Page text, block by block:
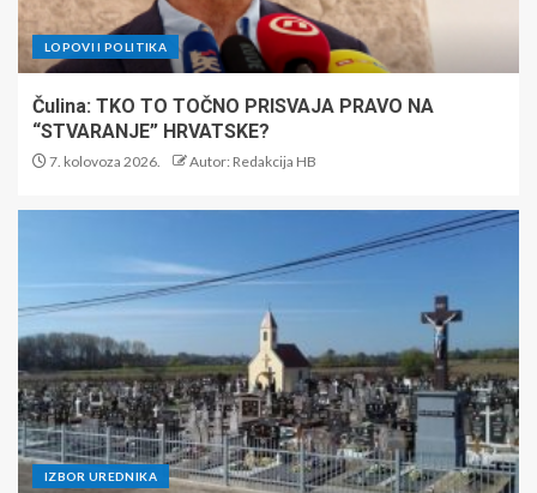
LOPOVI I POLITIKA
Čulina: TKO TO TOČNO PRISVAJA PRAVO NA
“STVARANJE” HRVATSKE?
7. kolovoza 2026. Autor: Redakcija HB
IZBOR UREDNIKA